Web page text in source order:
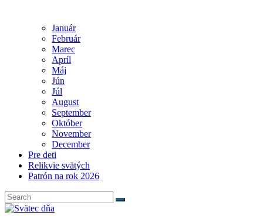
Január
Február
Marec
Apríl
Máj
Jún
Júl
August
September
Október
November
December
Pre deti
Relikvie svätých
Patrón na rok 2026